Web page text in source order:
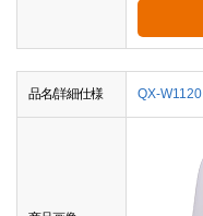
品名/詳細仕様 QX-W1120